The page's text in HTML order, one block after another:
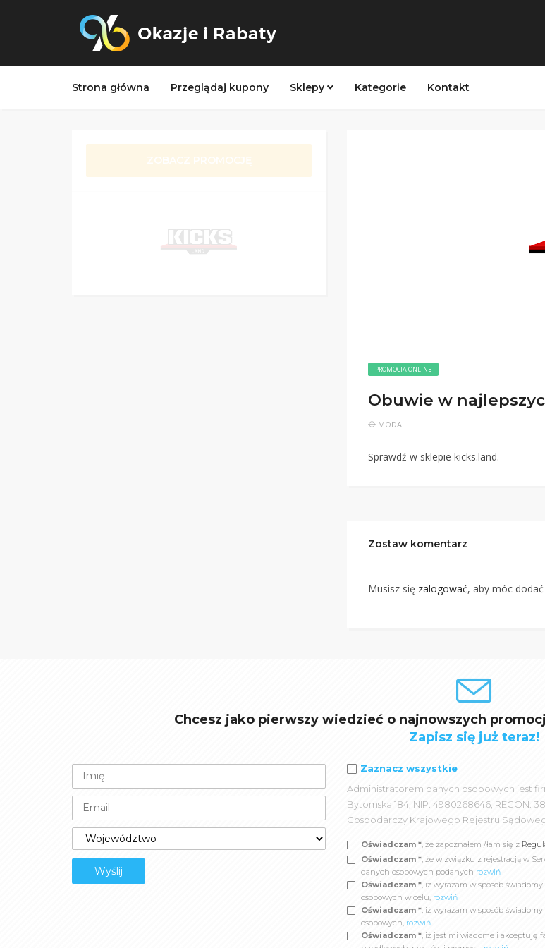
Strona główna Przeglądaj kupony Sklepy Kategorie Kontakt
ZOBACZ PROMOCJĘ
PROMOCJA ONLINE
Obuwie w
MODA
Sprawdź w sklepie kicks.land.
Zostaw komentarz
Musisz się zalogować, aby móc
Chcesz jako pierwszy wiedzieć o najnowszych
Zapisz się już teraz!
Zaznacz wszystkie
Administratorem danych osobowych jest
Bytomska 184; NIP: 4980268646, REGON:
Gospodarczy Krajowego Rejestru
Oświadczam *, że zapoznałem /łam się z
Oświadczam *, że w związku z rejestracją w
danych osobowych podanych rozwiń
Oświadczam *, iż wyrażam w sposób
osobowych w celu, rozwiń
Oświadczam *, iż wyrażam w sposób
osobowych, rozwiń
Oświadczam *, iż jest mi wiadome i akceptuję